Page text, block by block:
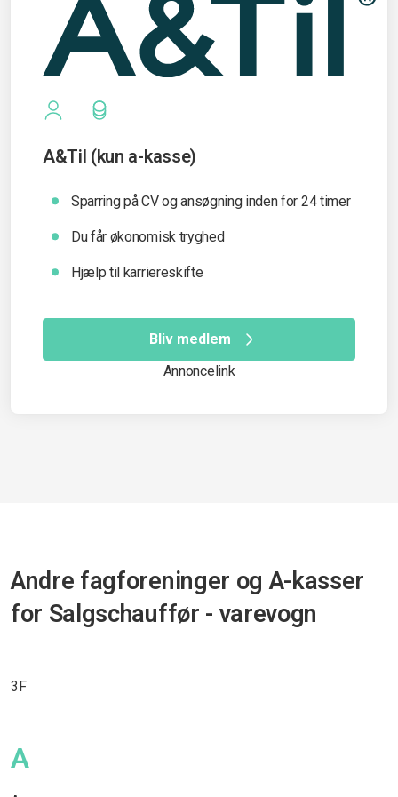
A&Til (kun a-kasse)
Sparring på CV og ansøgning inden for 24 timer
Du får økonomisk tryghed
Hjælp til karriereskifte
Bliv medlem
Annoncelink
Andre fagforeninger og A-kasser
for Salgschauffør - varevogn
3F
A